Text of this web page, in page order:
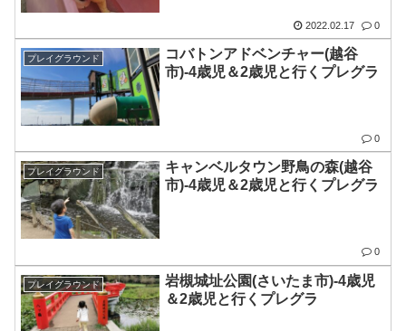
2022.02.17 0
プレイグラウンド
コバトンアドベンチャー(越谷
市)-4歳児＆2歳児と行くプレグラ
0
プレイグラウンド
キャンベルタウン野鳥の森(越谷
市)-4歳児＆2歳児と行くプレグラ
0
プレイグラウンド
岩槻城址公園(さいたま市)-4歳児
＆2歳児と行くプレグラ